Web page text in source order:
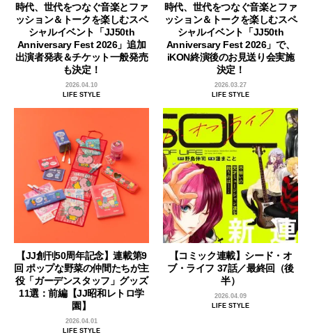
時代、世代をつなぐ音楽とファ
ッション＆トークを楽しむスペ
シャルイベント「JJ50th
Anniversary Fest 2026」追加
出演者発表＆チケット一般発売
も決定！
2026.04.10
LIFE STYLE
時代、世代をつなぐ音楽とファ
ッション＆トークを楽しむスペ
シャルイベント「JJ50th
Anniversary Fest 2026」で、
iKON終演後のお見送り会実施
決定！
2026.03.27
LIFE STYLE
【JJ創刊50周年記念】連載第9
回 ポップな野菜の仲間たちが主
役「ガーデンスタッフ」グッズ
11選：前編【JJ昭和レトロ学
園】
2026.04.01
LIFE STYLE
【コミック連載】シード・オ
ブ・ライフ 37話／最終回（後
半）
2026.04.09
LIFE STYLE